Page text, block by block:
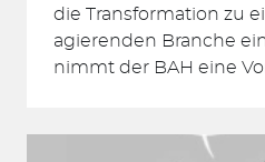
die Transformation zu
agierenden Branche
nimmt der BAH eine